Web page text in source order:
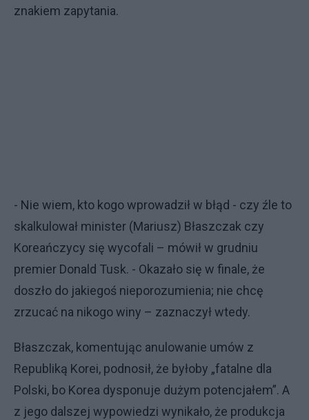
znakiem zapytania.
- Nie wiem, kto kogo wprowadził w błąd - czy źle to
skalkulował minister (Mariusz) Błaszczak czy
Koreańczycy się wycofali – mówił w grudniu
premier Donald Tusk. - Okazało się w finale, że
doszło do jakiegoś nieporozumienia; nie chcę
zrzucać na nikogo winy – zaznaczył wtedy.
Błaszczak, komentując anulowanie umów z
Republiką Korei, podnosił, że byłoby „fatalne dla
Polski, bo Korea dysponuje dużym potencjałem”. A
z jego dalszej wypowiedzi wynikało, że produkcja